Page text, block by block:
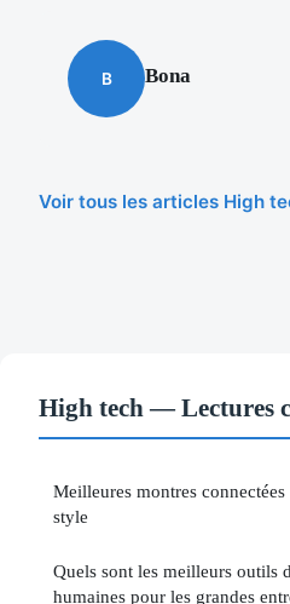
B Bona
Voir tous les articles High
High tech — Lectures
Meilleures montres
style
Quels sont les meilleurs outils
humaines pour les grandes